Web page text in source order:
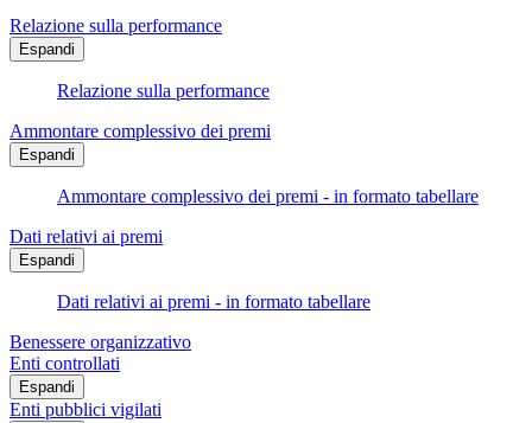
Relazione sulla performance
Espandi
Relazione sulla performance
Ammontare complessivo dei premi
Espandi
Ammontare complessivo dei premi - in formato tabellare
Dati relativi ai premi
Espandi
Dati relativi ai premi - in formato tabellare
Benessere organizzativo
Enti controllati
Espandi
Enti pubblici vigilati